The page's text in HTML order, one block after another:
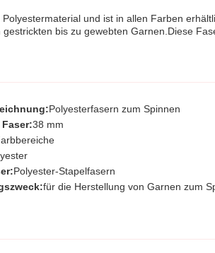
und ist in allen Farben
bis zu gewebten Garnen.Diese
Polyesterfasern zum Spinnen
38 mm
Polyester-Stapelfasern
für die Herstellung von Garnen zum